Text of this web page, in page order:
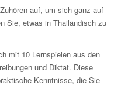
auf, um sich ganz auf
Sie, etwas in Thailändisch zu
mit 10 Lernspielen aus den
und Diktat. Diese
Kenntnisse, die Sie